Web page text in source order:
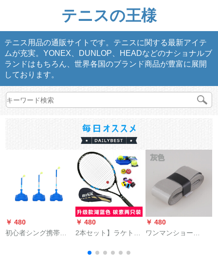
テニスの王様
テニス用品の通販サイトです。テニスに関する最新アイテ
ムが充実。YONEX、DUNLOP、HEADなどのナショナルブ
ランドはもちろん、世界各国のブランド商品が豊富に展開
しております。
￥ 480
初心者シング携帯一
￥ 480
2本セット】ラケト初
シングルペアショッ
￥ 480
ワンマンショー